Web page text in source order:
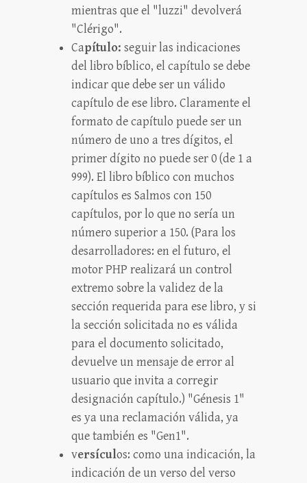
mientras que el "luzzi" devolverá
"Clérigo".
Capítulo: seguir las indicaciones
del libro bíblico, el capítulo se debe
indicar que debe ser un válido
capítulo de ese libro. Claramente el
formato de capítulo puede ser un
número de uno a tres dígitos, el
primer dígito no puede ser 0 (de 1 a
999). El libro bíblico con muchos
capítulos es Salmos con 150
capítulos, por lo que no sería un
número superior a 150. (Para los
desarrolladores: en el futuro, el
motor PHP realizará un control
extremo sobre la validez de la
sección requerida para ese libro, y si
la sección solicitada no es válida
para el documento solicitado,
devuelve un mensaje de error al
usuario que invita a corregir
designación capítulo.) "Génesis 1"
es ya una reclamación válida, ya
que también es "Gen1".
versículos: como una indicación, la
indicación de un verso del verso